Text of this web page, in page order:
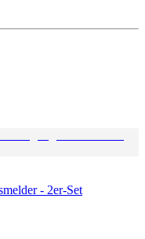
- 2er-Set